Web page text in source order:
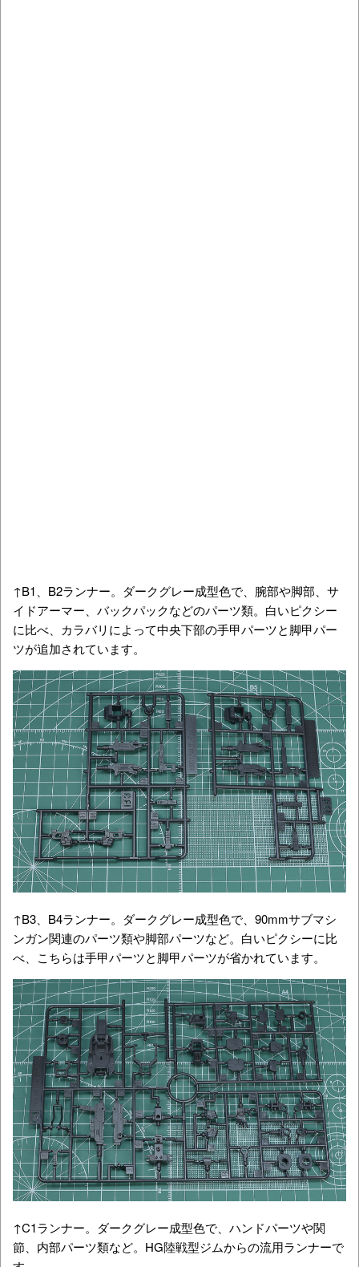
↑B3、B4ランナー。ダークグレー成型色で、90mmサブマシ
ンガン関連のパーツ類や脚部パーツなど。白いピクシーに比
べ、こちらは手甲パーツと脚甲パーツが省かれています。
↑C1ランナー。ダークグレー成型色で、ハンドパーツや関
節、内部パーツ類など。HG陸戦型ジムからの流用ランナーで
す。